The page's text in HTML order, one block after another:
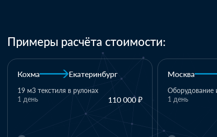
Примеры расчёта стоимости:
110 000 ₽
Москва
Оборудование и комплектующие
110 000 ₽